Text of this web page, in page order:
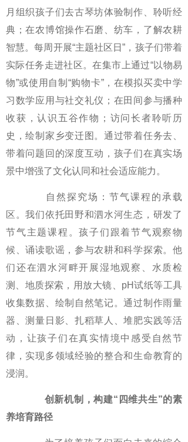
月组织孩子们去古琴坊体验制作、聆听经
典；在农博馆操作石磨、纺车，了解农耕
智慧。每周开展“主题社区日”，孩子们带着
实际任务走进社区。在集市上通过“以物易
物”或使用自制“购物卡”，在模拟买卖中学
习数学应用与社交礼仪；在田间参与播种
收获，认识五谷作物；访问长者聆听历
史，绘制家乡变迁图。通过带着任务去、
带着问题回的深度互动，孩子们在真实场
景中增强了文化认同和社会适应能力。
自然探究场：节气课程的承载
区。我们依托田野和泗水河生态，研发了
节气主题课程。孩子们跟着节气观察物
候、诵读歌谣，参与农耕和科学探索。他
们还在泗水河畔开展湿地观察、水质检
测、地质探索，用放大镜、pH试纸等工具
收集数据、绘制自然笔记。通过制作雨量
器、测量日影、扎稻草人、堆肥实践等活
动，让孩子们在真实情境中感受自然节
律，实现多领域经验的整合和生命教育的
浸润。
创新机制，构建“四维共生”的素
养培育路径